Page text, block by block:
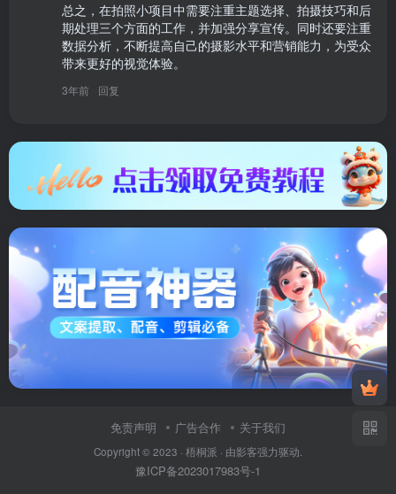
总之，在拍照小项目中需要注重主题选择、拍摄技巧和后
期处理三个方面的工作，并加强分享宣传。同时还要注重
数据分析，不断提高自己的摄影水平和营销能力，为受众
带来更好的视觉体验。
3年前 回复
免责声明 广告合作 关于我们
Copyright © 2023 · 梧桐派 · 由影客强力驱动.
豫ICP备2023017983号-1